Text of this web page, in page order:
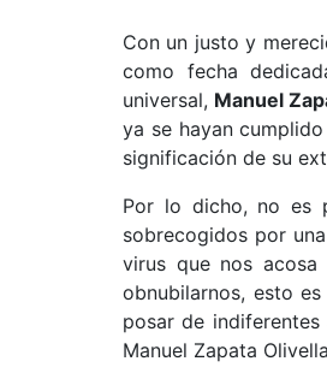
Con un justo y
como fecha
universal, Manuel
ya se hayan
significación de su
Por lo dicho, no es
sobrecogidos por
virus que nos
obnubilarnos, esto
posar de
Manuel Zapata